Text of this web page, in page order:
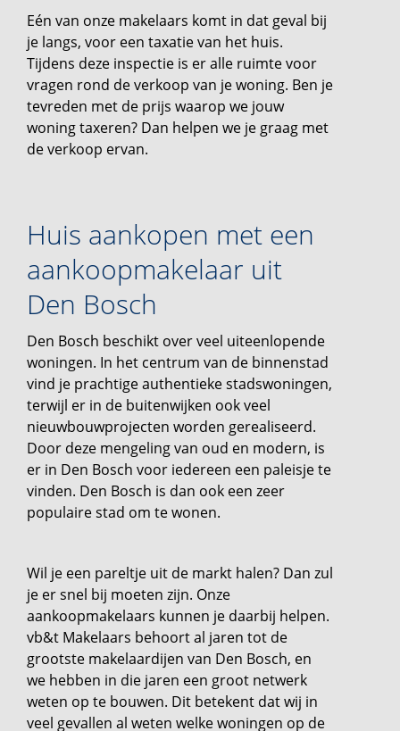
Eén van onze makelaars komt in dat geval bij
je langs, voor een taxatie van het huis.
Tijdens deze inspectie is er alle ruimte voor
vragen rond de verkoop van je woning. Ben je
tevreden met de prijs waarop we jouw
woning taxeren? Dan helpen we je graag met
de verkoop ervan.
Huis aankopen met een
aankoopmakelaar uit
Den Bosch
Den Bosch beschikt over veel uiteenlopende
woningen. In het centrum van de binnenstad
vind je prachtige authentieke stadswoningen,
terwijl er in de buitenwijken ook veel
nieuwbouwprojecten worden gerealiseerd.
Door deze mengeling van oud en modern, is
er in Den Bosch voor iedereen een paleisje te
vinden. Den Bosch is dan ook een zeer
populaire stad om te wonen.
Wil je een pareltje uit de markt halen? Dan zul
je er snel bij moeten zijn. Onze
aankoopmakelaars kunnen je daarbij helpen.
vb&t Makelaars behoort al jaren tot de
grootste makelaardijen van Den Bosch, en
we hebben in die jaren een groot netwerk
weten op te bouwen. Dit betekent dat wij in
veel gevallen al weten welke woningen op de